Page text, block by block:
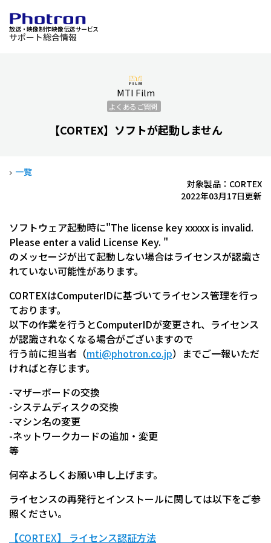
放送・映像制作 映像伝送サービス
サポート総合情報
MTI Film
よくあるご質問
【CORTEX】ソフトが起動しません
一覧
対象製品：CORTEX
2022年03月17日更新
ソフトウェア起動時に"The license key xxxxx is invalid.
Please enter a valid License Key. "
のメッセージが出て起動しない場合はライセンスが認識さ
れていない可能性があります。
CORTEXはComputerIDに基づいてライセンス管理を行っ
ております。
以下の作業を行うとComputerIDが変更され、ライセンス
が認識されなくなる場合がございますので
行う前に担当者（mti@photron.co.jp） までご一報いただ
ければと存じます。
-マザーボードの交換
-システムディスクの交換
-マシン名の変更
-ネットワークカードの追加・変更
等
何卒よろしくお願い申し上げます。
ライセンスの再発行とインストールに関しては以下をご参
照ください。
【CORTEX】 ライセンス認証方法